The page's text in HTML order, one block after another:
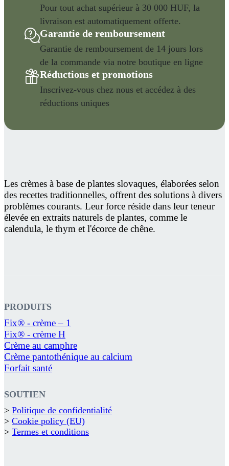
Pour tout achat supérieur à 30 000 HUF, la
livraison est automatiquement offerte.
Garantie de remboursement
Garantie de remboursement de 14 jours lors
de la commande via notre boutique en ligne
Réductions et promotions
Inscrivez-vous chez nous et accédez à des
réductions uniques
Les crèmes à base de plantes slovaques, élaborées selon
des recettes traditionnelles, offrent des solutions à divers
problèmes courants. Leur force réside dans leur teneur
élevée en extraits naturels de plantes, comme le
calendula, le thym et l'écorce de chêne.
PRODUITS
Fix® - crème – 1
Fix® - crème H
Crème au camphre
Crème pantothénique au calcium
Forfait santé
SOUTIEN
> Politique de confidentialité
> Cookie policy (EU)
> Termes et conditions